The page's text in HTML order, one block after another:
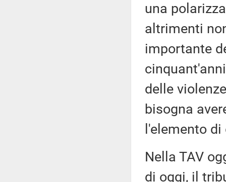
una
altrimenti
importante
delle
bisogna
l'elemento
Nella TAV
di oggi, il